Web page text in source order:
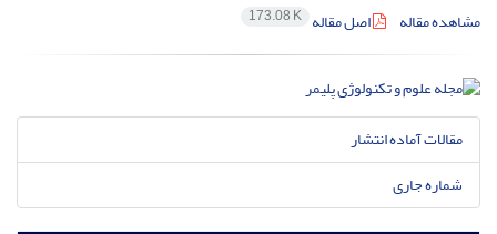
مشاهده مقاله
اصل مقاله 173.08 K
مقالات آماده انتشار
شماره جاری